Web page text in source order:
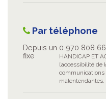
Par téléphone
Depuis un
fixe
0 970 808
HANDICAP ET
l’accessibilité
communications